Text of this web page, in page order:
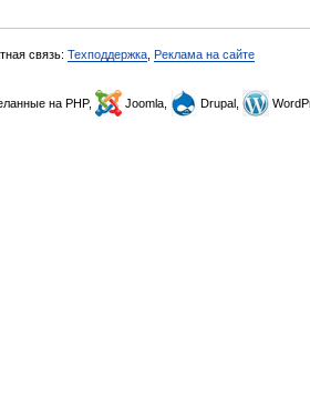
связь: Техподдержка Реклама на сайте
на PHP, Joomla, Drupal,